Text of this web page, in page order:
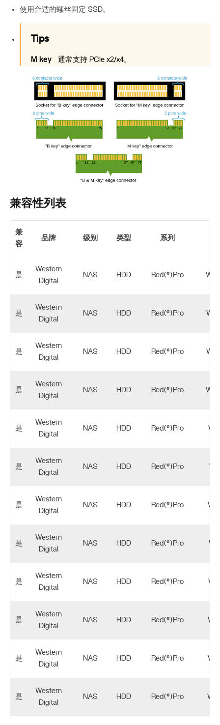
使用合适的螺丝固定 SSD。
Tips
M key 通常支持 PCIe x2/x4。
兼容性列表
兼
容
品牌 级别 类型 系列
是
Western
Digital
NAS HDD Red(®)Pro
是
Western
Digital
NAS HDD Red(®)Pro
是
Western
Digital
NAS HDD Red(®)Pro
是
Western
Digital
NAS HDD Red(®)Pro
是
Western
Digital
NAS HDD Red(®)Pro
是
Western
Digital
NAS HDD Red(®)Pro
是
Western
Digital
NAS HDD Red(®)Pro
是
Western
Digital
NAS HDD Red(®)Pro
是
Western
Digital
NAS HDD Red(®)Pro
是
Western
Digital
NAS HDD Red(®)Pro
是
Western
Digital
NAS HDD Red(®)Pro
是
Western
Digital
NAS HDD Red(®)Pro